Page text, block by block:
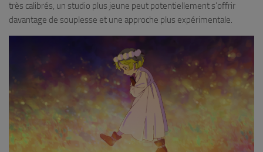
très calibrés, un studio plus jeune peut potentiellement s’offrir
davantage de souplesse et une approche plus expérimentale.